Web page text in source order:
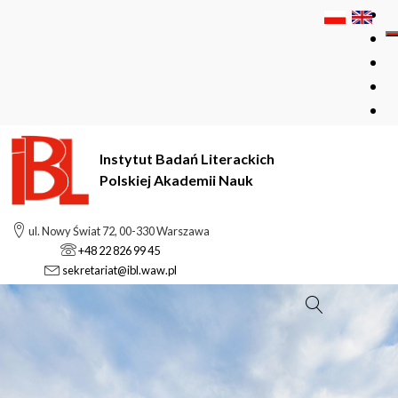
Instytut Badań Literackich
Polskiej Akademii Nauk
ul. Nowy Świat 72, 00-330 Warszawa
+48 22 826 99 45
sekretariat@ibl.waw.pl
Szukaj